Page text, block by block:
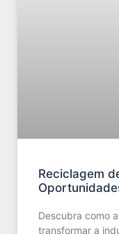
Reciclagem
Descubra como
transformar a